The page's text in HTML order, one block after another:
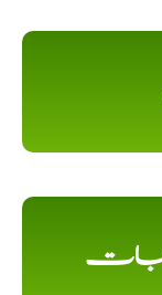
جات